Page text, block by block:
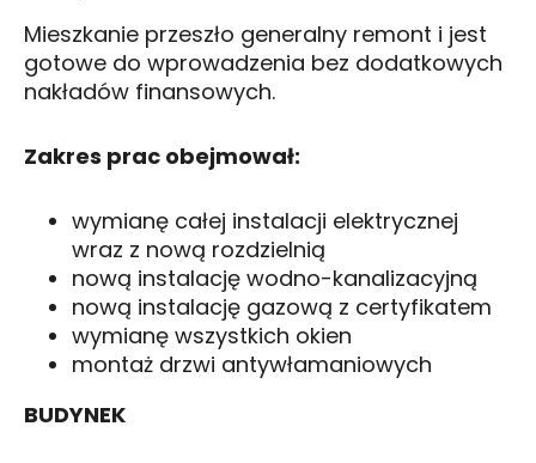
Mieszkanie przeszło generalny remont i jest
gotowe do wprowadzenia bez dodatkowych
nakładów finansowych.
Zakres prac obejmował:
wymianę całej instalacji elektrycznej
wraz z nową rozdzielnią
nową instalację wodno-kanalizacyjną
nową instalację gazową z certyfikatem
wymianę wszystkich okien
montaż drzwi antywłamaniowych
BUDYNEK